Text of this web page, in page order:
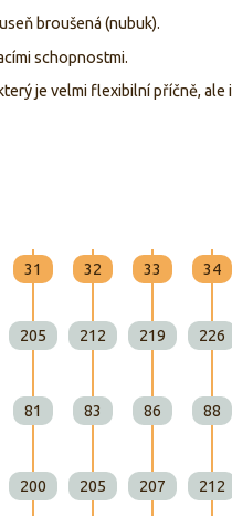
broušená (nubuk).
schopnostmi.
je velmi flexibilní příčně, ale
31 32 33 34
205 212 219 226
81 83 86 88
200 205 207 212